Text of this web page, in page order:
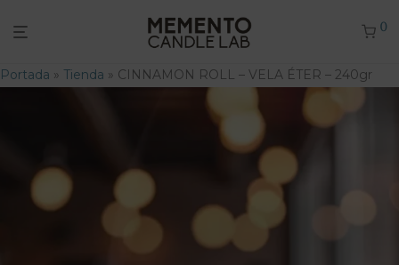
0
Portada » Tienda » CINNAMON ROLL – VELA ÉTER – 240gr